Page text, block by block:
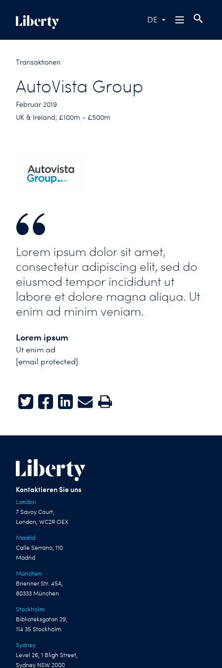
DE
Transaktionen
AutoVista Group
Februar 2019
UK & Ireland, £100m - £500m
Lorem ipsum dolor sit amet,
consectetur adipiscing elit, sed do
eiusmod tempor incididunt ut
labore et dolore magna aliqua. Ut
enim ad minim veniam.
Lorem ipsum
Ut enim ad
[email protected]
TwitterFacebook
LinkedInE-mailPrint
Kontaktieren Sie uns
London
7 Savoy Court,
London, WC2R OEX
Madrid
Calle Serrano, 110
Madrid
München
Brienner Str. 45A,
80333 München
Stockholm
Biblioteksgatan 29,
114 35 Stockholm
Sydney
Level 26, 1 Bligh Street,
Sydney NSW 2000